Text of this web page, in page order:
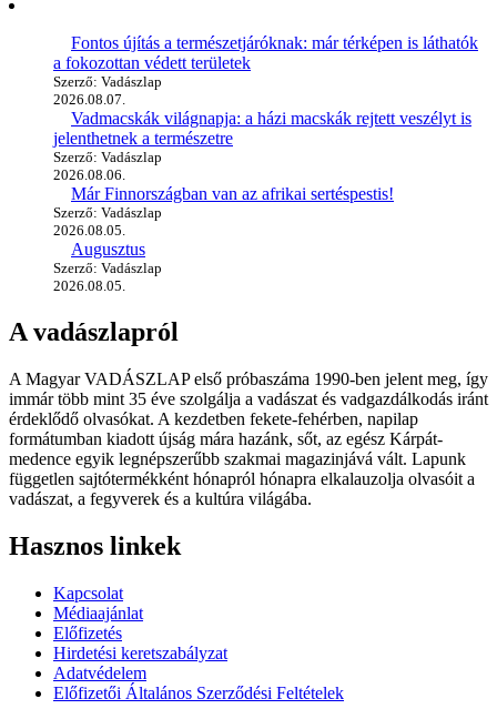
Fontos újítás a természetjáróknak: már térképen is láthatók
a fokozottan védett területek
Szerző: Vadászlap
2026.08.07.
Vadmacskák világnapja: a házi macskák rejtett veszélyt is
jelenthetnek a természetre
Szerző: Vadászlap
2026.08.06.
Már Finnországban van az afrikai sertéspestis!
Szerző: Vadászlap
2026.08.05.
Augusztus
Szerző: Vadászlap
2026.08.05.
A vadászlapról
A Magyar VADÁSZLAP első próbaszáma 1990-ben jelent meg, így
immár több mint 35 éve szolgálja a vadászat és vadgazdálkodás iránt
érdeklődő olvasókat. A kezdetben fekete-fehérben, napilap
formátumban kiadott újság mára hazánk, sőt, az egész Kárpát-
medence egyik legnépszerűbb szakmai magazinjává vált. Lapunk
független sajtótermékként hónapról hónapra elkalauzolja olvasóit a
vadászat, a fegyverek és a kultúra világába.
Hasznos linkek
Kapcsolat
Médiaajánlat
Előfizetés
Hirdetési keretszabályzat
Adatvédelem
Előfizetői Általános Szerződési Feltételek